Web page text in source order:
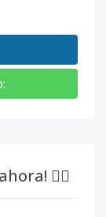
:
👇🏽